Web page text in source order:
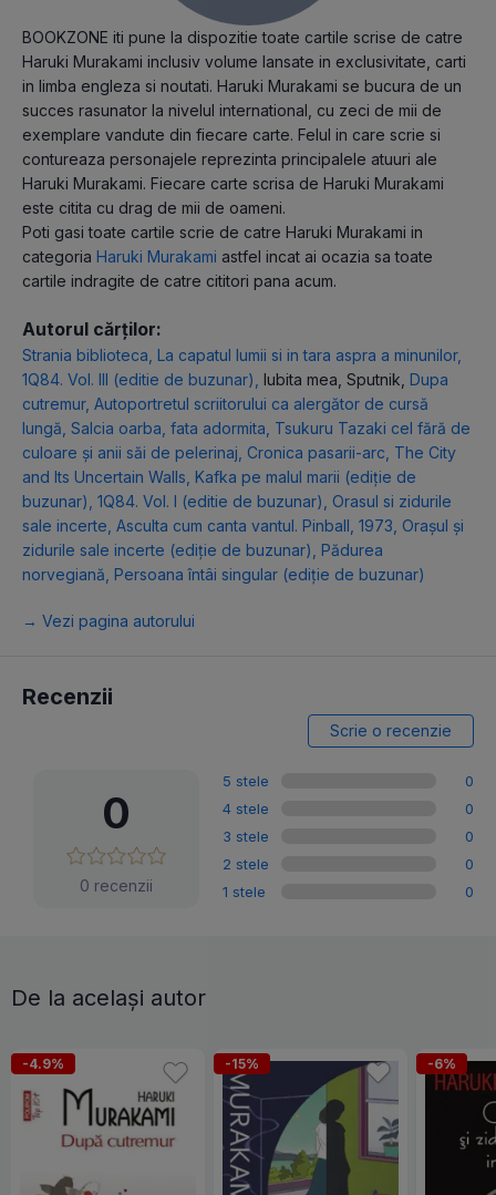
BOOKZONE iti pune la dispozitie toate cartile scrise de catre
Haruki Murakami inclusiv volume lansate in exclusivitate, carti
in limba engleza si noutati. Haruki Murakami se bucura de un
succes rasunator la nivelul international, cu zeci de mii de
exemplare vandute din fiecare carte. Felul in care scrie si
contureaza personajele reprezinta principalele atuuri ale
Haruki Murakami. Fiecare carte scrisa de Haruki Murakami
este citita cu drag de mii de oameni.
Poti gasi toate cartile scrie de catre Haruki Murakami in
categoria Haruki Murakami astfel incat ai ocazia sa toate
cartile indragite de catre cititori pana acum.
Autorul cărților:
Strania biblioteca La capatul lumii si in tara aspra a minunilor,
1Q84. Vol. III (editie de buzunar) Iubita mea, Sputnik Dupa
cutremur, Autoportretul scriitorului ca alergător de cursă
lungă Salcia oarba, fata adormita Tsukuru Tazaki cel fără de
culoare şi anii săi de pelerinaj Cronica pasarii-arc The City
and Its Uncertain Walls Kafka pe malul marii (ediție de
buzunar) 1Q84. Vol. I (editie de buzunar) Orasul si zidurile
sale incerte Asculta cum canta vantul. Pinball, 1973 Oraşul şi
zidurile sale incerte (ediție de buzunar) Pădurea
norvegiană Persoana întâi singular (ediție de buzunar)
→ Vezi pagina autorului
Recenzii
Scrie o recenzie
0
0 recenzii
5 stele
0
4 stele
0
3 stele
0
2 stele
0
1 stele
0
De la același autor
-4.9% -15% -6%